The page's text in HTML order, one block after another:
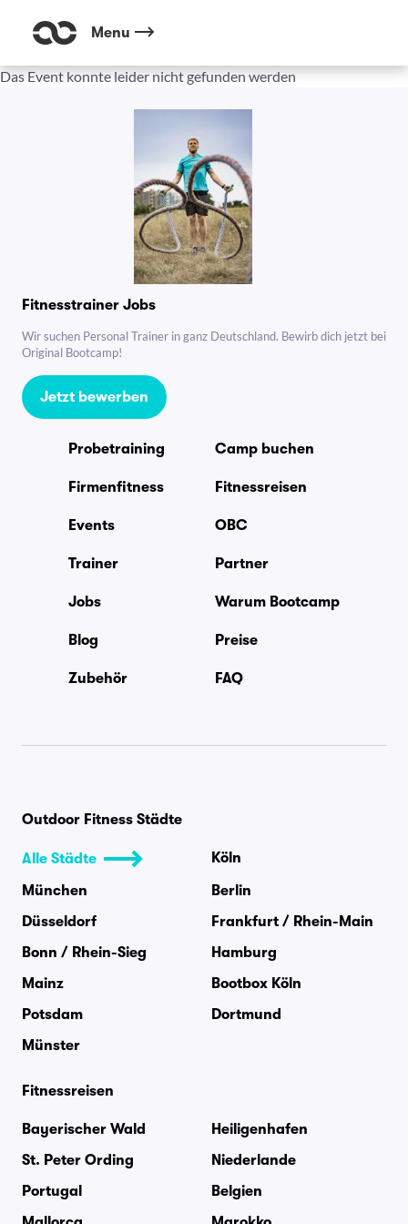
Menu
Das Event konnte leider nicht gefunden werden
Fitnesstrainer Jobs
Wir suchen Personal Trainer in ganz Deutschland. Bewirb dich jetzt bei
Original Bootcamp!
Jetzt bewerben
Probetraining Camp buchen
Firmenfitness Fitnessreisen
Events OBC
Trainer Partner
Jobs Warum Bootcamp
Blog Preise
Zubehör FAQ
Outdoor Fitness Städte
Alle Städte
Köln
München
Berlin
Düsseldorf
Frankfurt / Rhein-Main
Bonn / Rhein-Sieg
Hamburg
Mainz
Bootbox Köln
Potsdam
Dortmund
Münster
Fitnessreisen
Bayerischer Wald
Heiligenhafen
St. Peter Ording
Niederlande
Portugal
Belgien